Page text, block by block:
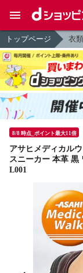
トップページ 衣
8/8 時点_ポイント最大11倍
アサヒメディカル
スニーカー 本革 黒
L001